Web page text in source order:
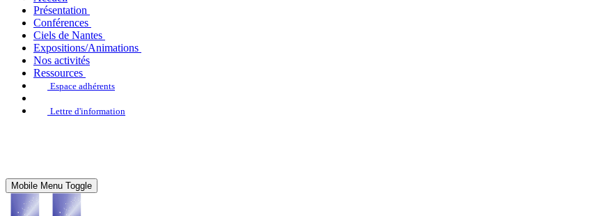
Présentation
Conférences
Ciels de Nantes
Expositions/Animations
Nos activités
Ressources
Espace adhérents
Lettre d'information
Mobile Menu Toggle